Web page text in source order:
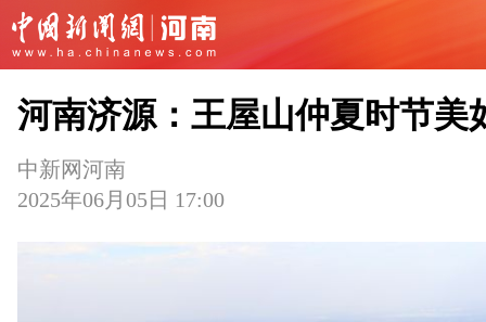
河南济源：王屋山仲夏时节美
中新网河南
2025年06月05日 17:00